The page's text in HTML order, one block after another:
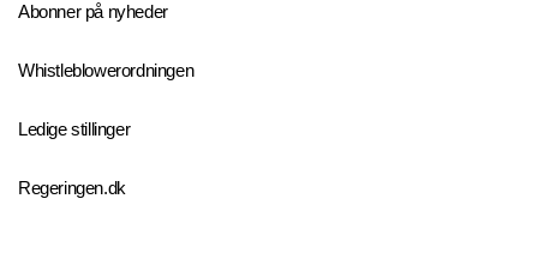
Abonner på nyheder
Whistleblowerordningen
Ledige stillinger
Regeringen.dk